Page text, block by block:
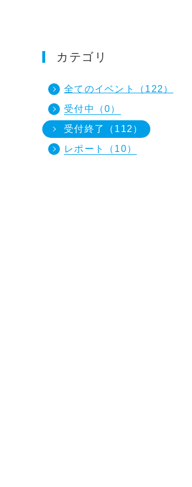
カテゴリ
全てのイベント（122）
受付中（0）
受付終了（112）
レポート（10）